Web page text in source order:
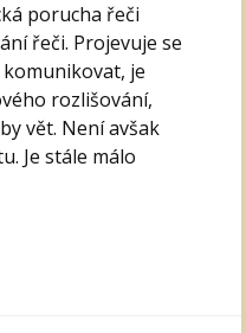
porucha řeči
řeči. Projevuje se
je
rozlišování,
vět. Není avšak
Je stále málo